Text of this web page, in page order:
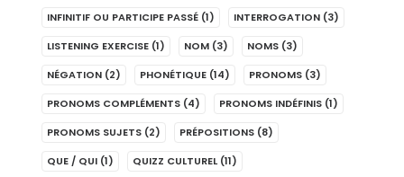
INFINITIF OU PARTICIPE PASSÉ (1) INTERROGATION (3)
LISTENING EXERCISE (1) NOM (3) NOMS (3)
NÉGATION (2) PHONÉTIQUE (14) PRONOMS (3)
PRONOMS COMPLÉMENTS (4) PRONOMS INDÉFINIS (1)
PRONOMS SUJETS (2) PRÉPOSITIONS (8)
QUE / QUI (1) QUIZZ CULTUREL (11)